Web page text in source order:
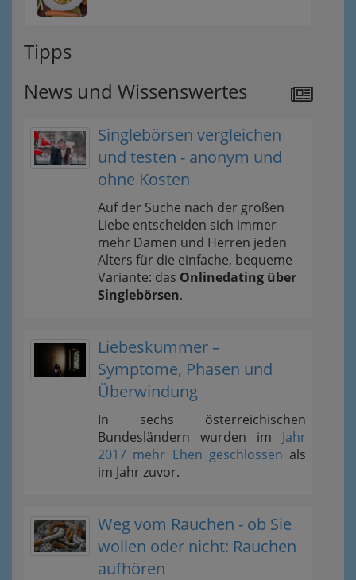
Tipps
News und Wissenswertes
Singlebörsen vergleichen
und testen - anonym und
ohne Kosten
Auf der Suche nach der großen
Liebe entscheiden sich immer
mehr Damen und Herren jeden
Alters für die einfache, bequeme
Variante: das Onlinedating über
Singlebörsen.
Liebeskummer –
Symptome, Phasen und
Überwindung
In sechs österreichischen
Bundesländern wurden im Jahr
2017 mehr Ehen geschlossen als
im Jahr zuvor.
Weg vom Rauchen - ob Sie
wollen oder nicht: Rauchen
aufhören